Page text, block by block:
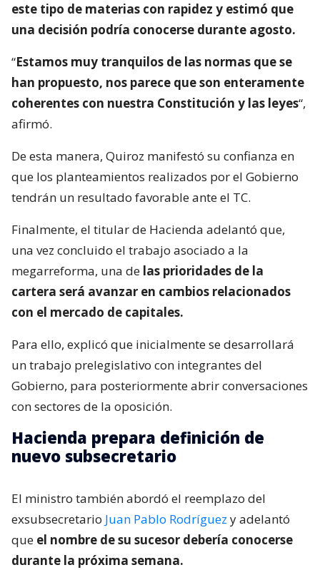
este tipo de materias con rapidez y estimó que
una decisión podría conocerse durante agosto.
“Estamos muy tranquilos de las normas que se
han propuesto, nos parece que son enteramente
coherentes con nuestra Constitución y las leyes“,
afirmó.
De esta manera, Quiroz manifestó su confianza en
que los planteamientos realizados por el Gobierno
tendrán un resultado favorable ante el TC.
Finalmente, el titular de Hacienda adelantó que,
una vez concluido el trabajo asociado a la
megarreforma, una de las prioridades de la
cartera será avanzar en cambios relacionados
con el mercado de capitales.
Para ello, explicó que inicialmente se desarrollará
un trabajo prelegislativo con integrantes del
Gobierno, para posteriormente abrir conversaciones
con sectores de la oposición.
Hacienda prepara definición de
nuevo subsecretario
El ministro también abordó el reemplazo del
exsubsecretario Juan Pablo Rodríguez y adelantó
que el nombre de su sucesor debería conocerse
durante la próxima semana.